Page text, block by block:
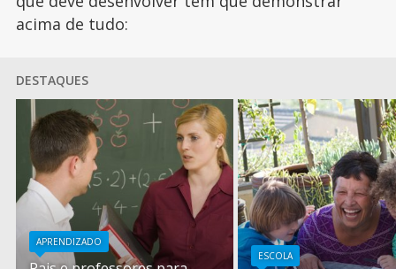
acima de tudo:
DESTAQUES
APRENDIZADO
ESCOLA